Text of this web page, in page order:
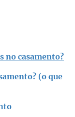
no casamento?
(o que